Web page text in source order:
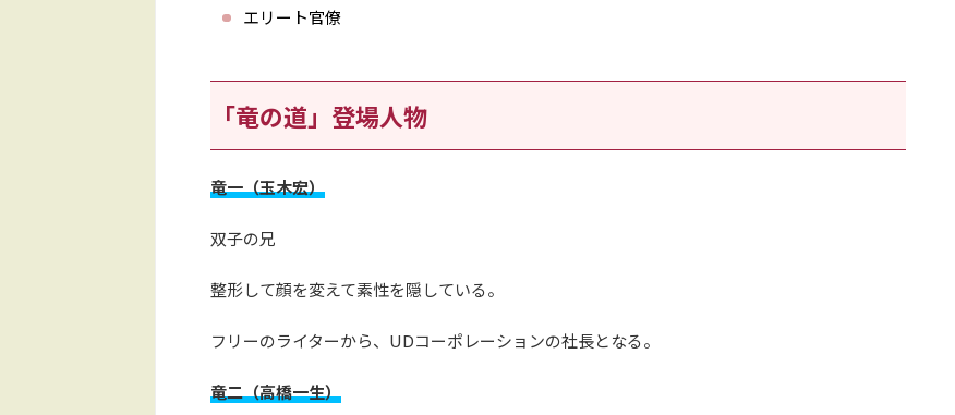
エリート官僚
「竜の道」登場人物
竜一（玉木宏）
双子の兄
整形して顔を変えて素性を隠している。
フリーのライターから、UDコーポレーションの社長となる。
竜二（高橋一生）